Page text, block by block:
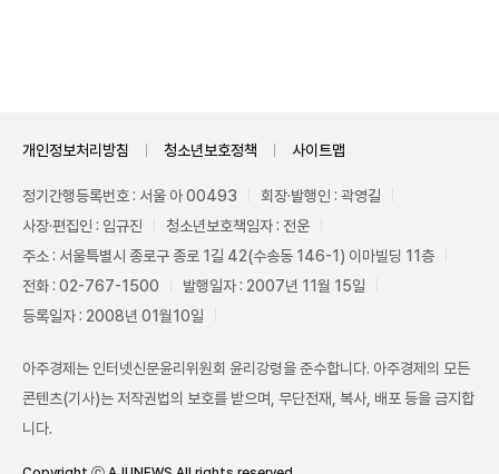
개인정보처리방침 청소년보호정책 사이트맵
정기간행등록번호 : 서울 아 00493
회장·발행인 : 곽영길
사장·편집인 : 임규진
청소년보호책임자 : 전운
주소 : 서울특별시 종로구 종로 1길 42(수송동 146-1) 이마빌딩 11층
전화 : 02-767-1500
발행일자 : 2007년 11월 15일
등록일자 : 2008년 01월10일
아주경제는 인터넷신문윤리위원회 윤리강령을 준수합니다. 아주경제의 모든
콘텐츠(기사)는 저작권법의 보호를 받으며, 무단전재, 복사, 배포 등을 금지합
니다.